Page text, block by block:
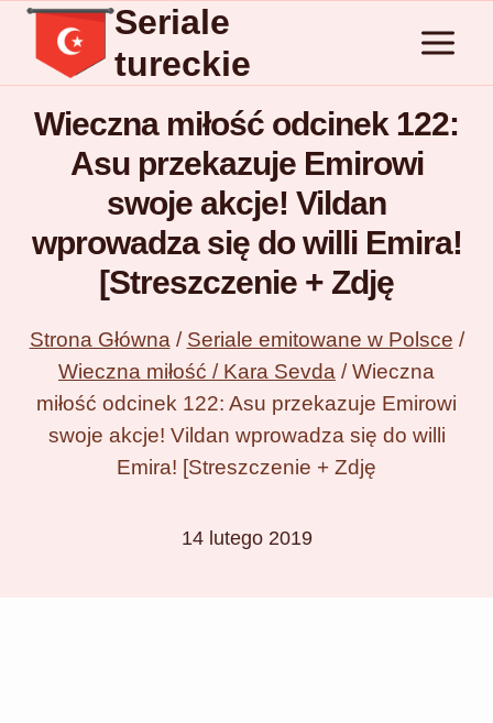
Przejdź
treści
Seriale
tureckie
Wieczna miłość odcinek 122:
Asu przekazuje Emirowi
swoje akcje! Vildan
wprowadza się do willi Emira!
[Streszczenie + Zdję
Strona Główna / Seriale emitowane w Polsce /
Wieczna miłość / Kara Sevda / Wieczna
miłość odcinek 122: Asu przekazuje Emirowi
swoje akcje! Vildan wprowadza się do willi
Emira! [Streszczenie + Zdję
14 lutego 2019